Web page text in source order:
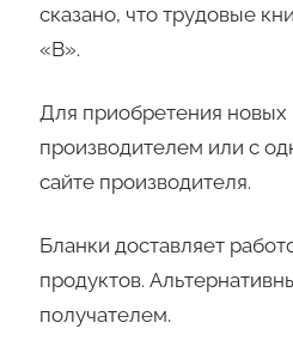
сказано, что трудовые
«В».
Для приобретения новых
производителем или с
сайте производителя.
Бланки доставляет
продуктов.
получателем.